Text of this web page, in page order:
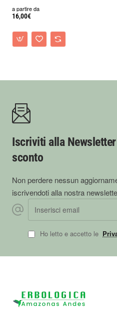
a partire da
16,00€
Iscriviti alla
sconto
Non perdere nessun
iscrivendoti alla nostra
Inserisci email
Ho letto e accetto le